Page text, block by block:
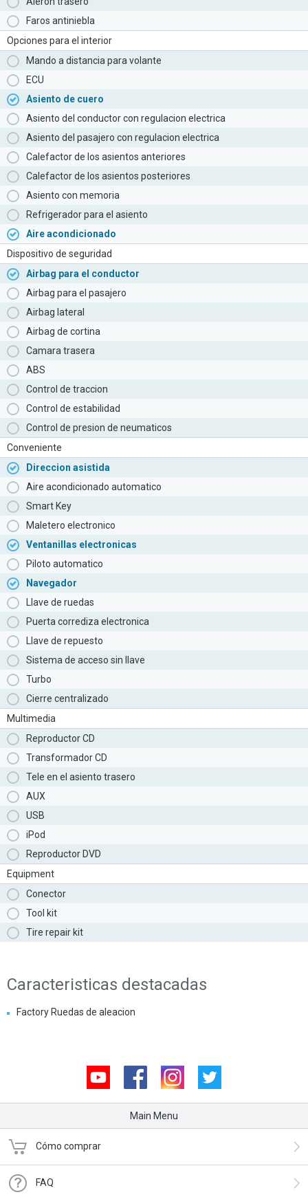
Faros antiniebla
Opciones para el interior
Mando a distancia para volante
ECU
Asiento de cuero
Asiento del conductor con regulacion electrica
Asiento del pasajero con regulacion electrica
Calefactor de los asientos anteriores
Calefactor de los asientos posteriores
Asiento con memoria
Refrigerador para el asiento
Aire acondicionado
Dispositivo de seguridad
Airbag para el conductor
Airbag para el pasajero
Airbag lateral
Airbag de cortina
Camara trasera
ABS
Control de traccion
Control de estabilidad
Control de presion de neumaticos
Conveniente
Direccion asistida
Aire acondicionado automatico
Smart Key
Maletero electronico
Ventanillas electronicas
Piloto automatico
Navegador
Llave de ruedas
Puerta corrediza electronica
Llave de repuesto
Sistema de acceso sin llave
Turbo
Cierre centralizado
Multimedia
Reproductor CD
Transformador CD
Tele en el asiento trasero
AUX
USB
iPod
Reproductor DVD
Equipment
Conector
Tool kit
Tire repair kit
Caracteristicas destacadas
Factory Ruedas de aleacion
Youtube Facebook Instagram
Main Menu
Cómo comprar
FAQ